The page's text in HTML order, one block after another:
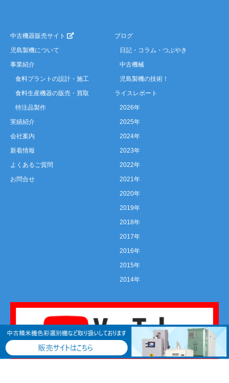
中古機器販売サイト
児島製機について
事業紹介
食料プラントの設計・施工
食料生産機器の販売・買取
特注品製作
実績紹介
会社案内
新着情報
よくあるご質問
お問合せ
ブログ
日記・コラム・つぶやき
中古機械
児島製機の技術！
ライスレポート
2026年
2025年
2024年
2023年
2022年
2021年
2020年
2019年
2018年
2017年
2016年
2015年
2014年